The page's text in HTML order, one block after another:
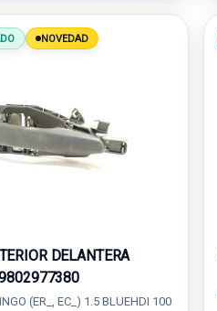
NOVEDAD
DELANTERA
(ER_, EC_) 1.5 BLUEHDI 100